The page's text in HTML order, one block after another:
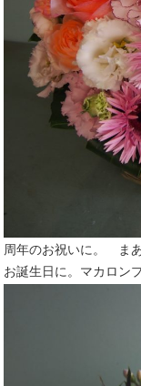
周年のお祝いに。 ま
お誕生日に。マカロン